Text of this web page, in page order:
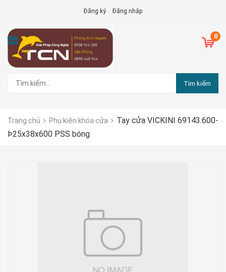
Đăng ký Đăng nhập
0
Tìm kiếm
Trang chủ Phụ kiện khóa cửa
Tay cửa VICKINI 69143.600-
Þ25x38x600 PSS bóng